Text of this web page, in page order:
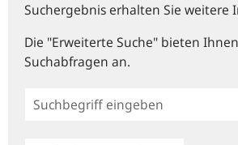
Suchergebnis erhalten Sie weitere
Die "Erweiterte Suche" bieten
Suchabfragen an.
Einfache